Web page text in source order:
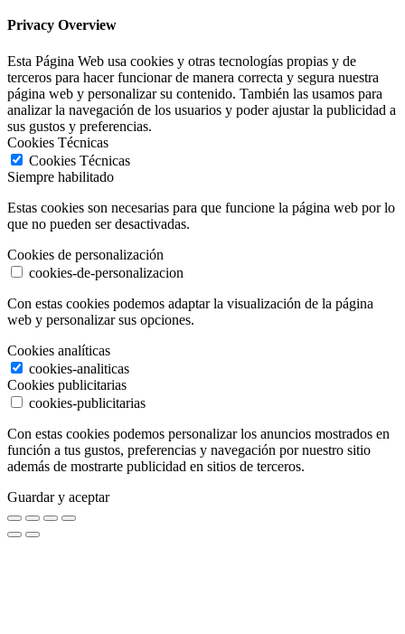
Privacy Overview
Esta Página Web usa cookies y otras tecnologías propias y de
terceros para hacer funcionar de manera correcta y segura nuestra
página web y personalizar su contenido. También las usamos para
analizar la navegación de los usuarios y poder ajustar la publicidad a
sus gustos y preferencias.
Cookies Técnicas
Cookies Técnicas
Siempre habilitado
Estas cookies son necesarias para que funcione la página web por lo
que no pueden ser desactivadas.
Cookies de personalización
cookies-de-personalizacion
Con estas cookies podemos adaptar la visualización de la página
web y personalizar sus opciones.
Cookies analíticas
cookies-analiticas
Cookies publicitarias
cookies-publicitarias
Con estas cookies podemos personalizar los anuncios mostrados en
función a tus gustos, preferencias y navegación por nuestro sitio
además de mostrarte publicidad en sitios de terceros.
Guardar y aceptar